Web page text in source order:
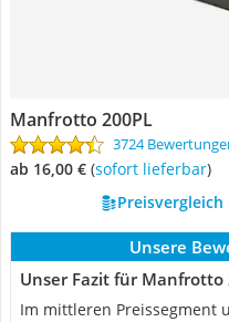
Manfrotto 200PL
3724
ab 16,00 € ( Sofort lieferbar)
Unsere
Unser Fazit für Manfrotto
Im mittleren Preissegment